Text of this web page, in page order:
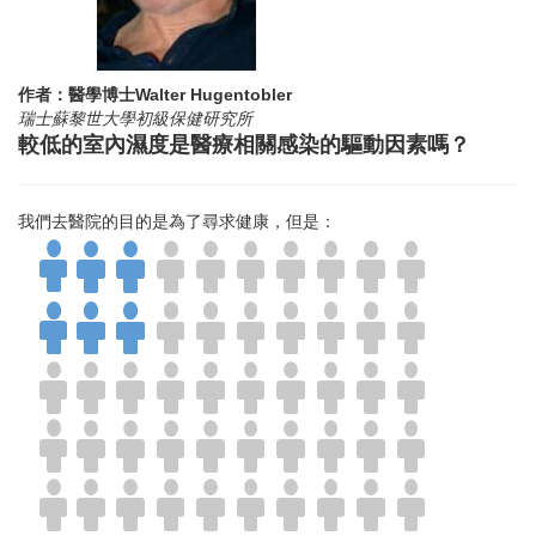
作者：醫學博士Walter Hugentobler
瑞士蘇黎世大學初級保健研究所
較低的室內濕度是醫療相關感染的驅動因素嗎？
我們去醫院的目的是為了尋求健康，但是：